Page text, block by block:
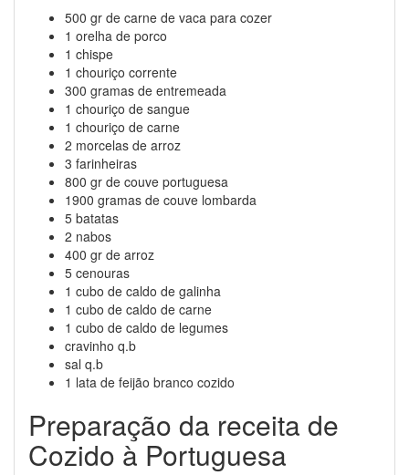
500 gr de carne de vaca para cozer
1 orelha de porco
1 chispe
1 chouriço corrente
300 gramas de entremeada
1 chouriço de sangue
1 chouriço de carne
2 morcelas de arroz
3 farinheiras
800 gr de couve portuguesa
1900 gramas de couve lombarda
5 batatas
2 nabos
400 gr de arroz
5 cenouras
1 cubo de caldo de galinha
1 cubo de caldo de carne
1 cubo de caldo de legumes
cravinho q.b
sal q.b
1 lata de feijão branco cozido
Preparação da receita de
Cozido à Portuguesa